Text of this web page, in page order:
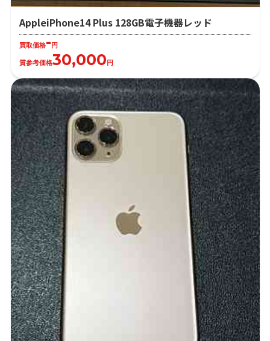
AppleiPhone14 Plus 128GB電子機器レッド
買取価格-円
質参考価格30,000円